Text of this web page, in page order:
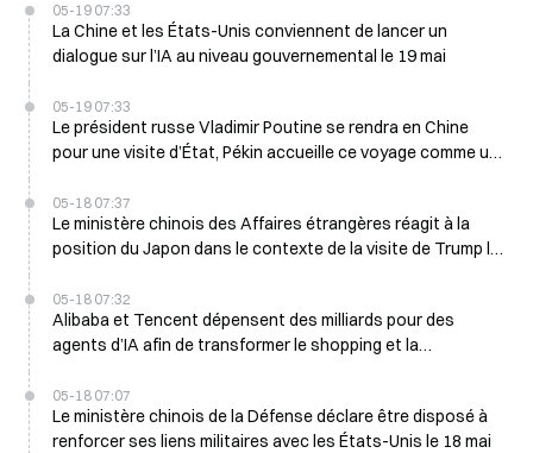
05-19 07:33
La Chine et les États-Unis conviennent de lancer un
dialogue sur l’IA au niveau gouvernemental le 19 mai
05-19 07:33
Le président russe Vladimir Poutine se rendra en Chine
pour une visite d’État, Pékin accueille ce voyage comme un
05-18 07:37
Le ministère chinois des Affaires étrangères réagit à la
position du Japon dans le contexte de la visite de Trump le
05-18 07:32
Alibaba et Tencent dépensent des milliards pour des
agents d’IA afin de transformer le shopping et la
05-18 07:07
Le ministère chinois de la Défense déclare être disposé à
renforcer ses liens militaires avec les États-Unis le 18 mai